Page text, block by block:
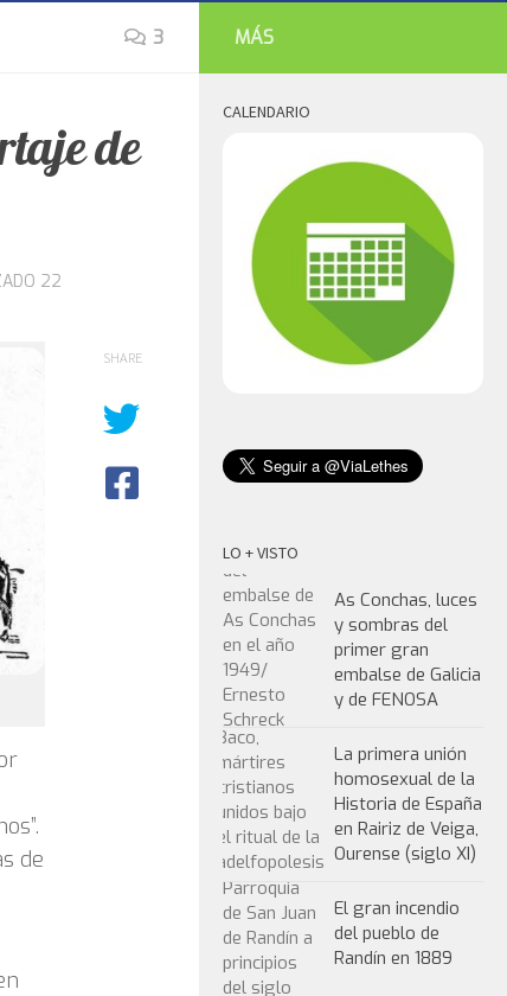
3
de
22
de
SHARE
MÁS
CALENDARIO
LO + VISTO
As Conchas, luces
y sombras del
primer gran
embalse de Galicia
y de FENOSA
La primera unión
homosexual de la
Historia de España
en Rairiz de Veiga,
Ourense (siglo XI)
El gran incendio
del pueblo de
Randín en 1889